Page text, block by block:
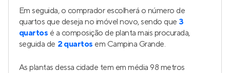
Em seguida, o comprador escolherá o número de
quartos que deseja no imóvel novo, sendo que 3
quartos é a composição de planta mais procurada,
seguida de 2 quartos em Campina Grande.
As plantas dessa cidade tem em média 98 metros